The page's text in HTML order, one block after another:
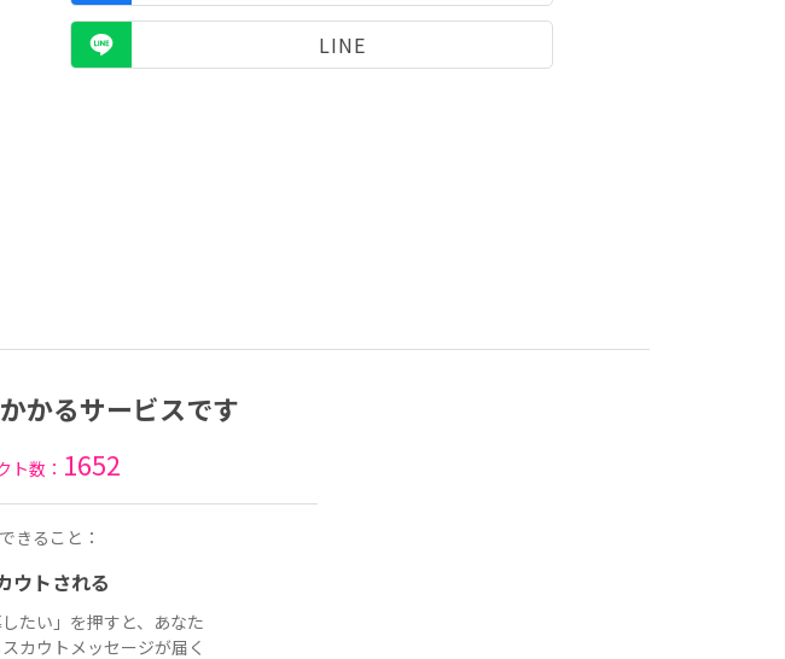
LINE
かるサービスです
ト数： 1652
きること：
ウトされる
たい」を押すと、あなた
カウトメッセージが届く